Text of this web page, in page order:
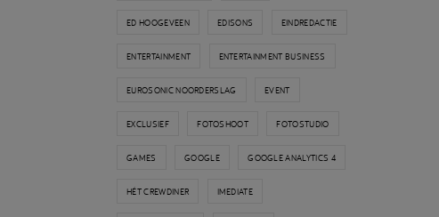
ED HOOGEVEEN EDISONS EINDREDACTIE
ENTERTAINMENT ENTERTAINMENT BUSINESS
EUROSONIC NOORDERSLAG EVENT
EXCLUSIEF FOTOSHOOT FOTOSTUDIO
GAMES GOOGLE GOOGLE ANALYTICS 4
HÉT CREWDINER IMEDIATE